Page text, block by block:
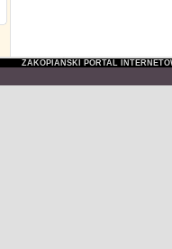
ZAKOPIAŃSKI PORTAL